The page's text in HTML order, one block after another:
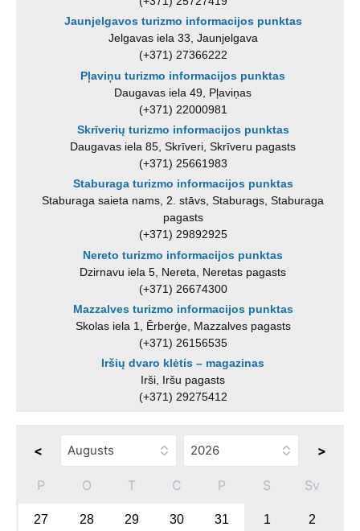
Jaunjelgavos turizmo informacijos punktas
Jelgavas iela 33, Jaunjelgava
(+371) 27366222
Pļaviņu turizmo informacijos punktas
Daugavas iela 49, Pļaviņas
(+371) 22000981
Skrīverių turizmo informacijos punktas
Daugavas iela 85, Skrīveri, Skrīveru pagasts
(+371) 25661983
Staburaga turizmo informacijos punktas
Staburaga saieta nams, 2. stāvs, Staburags, Staburaga
pagasts
(+371) 29892925
Nereto turizmo informacijos punktas
Dzirnavu iela 5, Nereta, Neretas pagasts
(+371) 26674300
Mazzalves turizmo informacijos punktas
Skolas iela 1, Ērberģe, Mazzalves pagasts
(+371) 26156535
Iršių dvaro klėtis – magazinas
Irši, Iršu pagasts
(+371) 29275412
< >
P O T C P S Sv
27 28 29 30 31 1 2